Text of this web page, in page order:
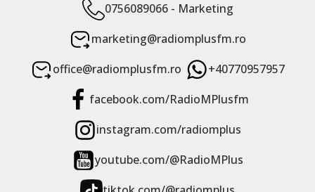
0756089066 - Marketing
marketing@radiomplusfm.ro
office@radiomplusfm.ro
+40770957957
facebook.com/RadioMPlusfm
instagram.com/radiomplus
youtube.com/@RadioMPlus